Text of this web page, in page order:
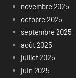
novembre 2025
octobre 2025
septembre 2025
août 2025
juillet 2025
juin 2025